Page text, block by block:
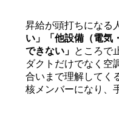
昇給が頭打ちになる
い」「他設備（電気
できない」 ところで
ダクトだけでなく空
合いまで理解してく
核メンバーになり、